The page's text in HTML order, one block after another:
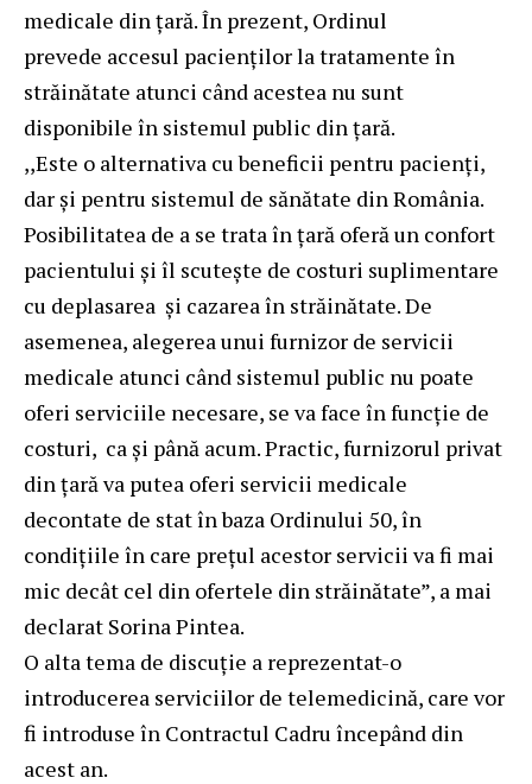
medicale din țară. În prezent, Ordinul
prevede accesul pacienților la tratamente în
străinătate atunci când acestea nu sunt
disponibile în sistemul public din țară.
,,Este o alternativa cu beneficii pentru pacienți,
dar și pentru sistemul de sănătate din România.
Posibilitatea de a se trata în țară oferă un confort
pacientului și îl scutește de costuri suplimentare
cu deplasarea și cazarea în străinătate. De
asemenea, alegerea unui furnizor de servicii
medicale atunci când sistemul public nu poate
oferi serviciile necesare, se va face în funcție de
costuri, ca și până acum. Practic, furnizorul privat
din țară va putea oferi servicii medicale
decontate de stat în baza Ordinului 50, în
condițiile în care prețul acestor servicii va fi mai
mic decât cel din ofertele din străinătate”, a mai
declarat Sorina Pintea.
O alta tema de discuție a reprezentat-o
introducerea serviciilor de telemedicină, care vor
fi introduse în Contractul Cadru începând din
acest an.